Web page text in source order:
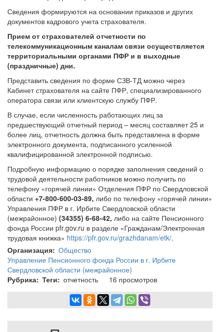
Сведения формируются на основании приказов и других
документов кадрового учета страхователя.
Прием от страхователей отчетности по
телекоммуникационным каналам связи осуществляется
территориальными органами ПФР и в выходные
(праздничные) дни.
Представить сведения по форме СЗВ-ТД можно через
Кабинет страхователя на сайте ПФР, специализированного
оператора связи или клиентскую службу ПФР.
В случае, если численность работающих лиц за
предшествующий отчетный период – месяц составляет 25 и
более лиц, отчетность должна быть представлена в форме
электронного документа, подписанного усиленной
квалифицированной электронной подписью.
Подробную информацию о порядке заполнения сведений о
трудовой деятельности работников можно получить по
телефону «горячей линии» Отделения ПФР по Свердловской
области +7-800-600-03-89, либо по телефону «горячей линии»
Управления ПФР в г. Ирбите Свердловской области
(межрайонное) (34355) 6-68-42, либо на сайте Пенсионного
фонда России pfr.gov.ru в разделе «Гражданам/Электронная
трудовая книжка» https://pfr.gov.ru/grazhdanam/etk/.
Организация
Управление Пенсионного фонда России в г. Ирбите
Свердловской области (межрайонное)
Рубрика
Общество
Теги отчетность 16 просмотров